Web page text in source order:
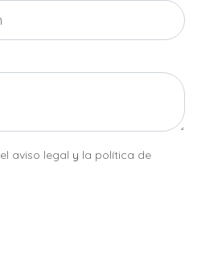
el aviso legal y la política de